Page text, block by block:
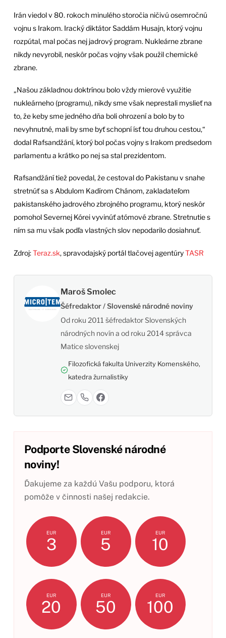
Irán viedol v 80. rokoch minulého storočia ničivú osemročnú
vojnu s Irakom. Iracký diktátor Saddám Husajn, ktorý vojnu
rozpútal, mal počas nej jadrový program. Nukleárne zbrane
nikdy nevyrobil, neskôr počas vojny však použil chemické
zbrane.
„Našou základnou doktrínou bolo vždy mierové využitie
nukleárneho (programu), nikdy sme však neprestali myslieť na
to, že keby sme jedného dňa boli ohrození a bolo by to
nevyhnutné, mali by sme byť schopní ísť tou druhou cestou,“
dodal Rafsandžání, ktorý bol počas vojny s Irakom predsedom
parlamentu a krátko po nej sa stal prezidentom.
Rafsandžání tiež povedal, že cestoval do Pakistanu v snahe
stretnúť sa s Abdulom Kadírom Chánom, zakladateľom
pakistanského jadrového zbrojného programu, ktorý neskôr
pomohol Severnej Kórei vyvinúť atómové zbrane. Stretnutie s
ním sa mu však podľa vlastných slov nepodarilo dosiahnuť.
Zdroj:Teraz.sk, spravodajský portál tlačovej agentúryTASR
Maroš Smolec
Šéfredaktor / Slovenské národné noviny
Od roku 2011 šéfredaktor Slovenských
národných novín a od roku 2014 správca
Matice slovenskej
Filozofická fakulta Univerzity Komenského,
katedra žurnalistiky
Podporte Slovenské národné
noviny!
Ďakujeme za každú Vašu podporu, ktorá
pomôže v činnosti našej redakcie.
EUR
3
EUR
5
EUR
10
EUR
20
EUR
50
EUR
100